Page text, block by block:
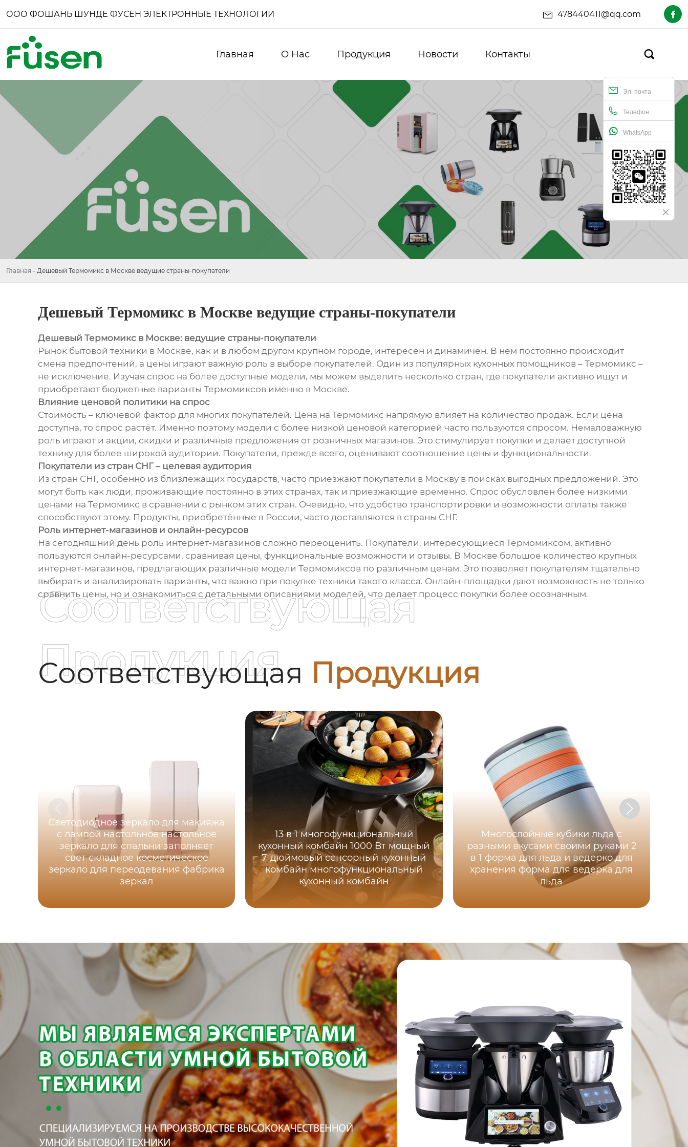
ООО ФОШАНЬ ШУНДЕ ФУСЕН ЭЛЕКТРОННЫЕ ТЕХНОЛОГИИ 478440411@qq.com 
Главная О Нас Продукция Новости Контакты 
Эл. почта
Телефон
WhatsApp
Главная - Дешевый Термомикс в Москве ведущие страны-покупатели
Дешевый Термомикс в Москве ведущие страны-покупатели
Дешевый Термомикс в Москве: ведущие страны-покупатели
Рынок бытовой техники в Москве, как и в любом другом крупном городе, интересен и динамичен. В нём постоянно происходит
смена предпочтений, а цены играют важную роль в выборе покупателей. Один из популярных кухонных помощников – Термомикс –
не исключение. Изучая спрос на более доступные модели, мы можем выделить несколько стран, где покупатели активно ищут и
приобретают бюджетные варианты Термомиксов именно в Москве.
Влияние ценовой политики на спрос
Стоимость – ключевой фактор для многих покупателей. Цена на Термомикс напрямую влияет на количество продаж. Если цена
доступна, то спрос растёт. Именно поэтому модели с более низкой ценовой категорией часто пользуются спросом. Немаловажную
роль играют и акции, скидки и различные предложения от розничных магазинов. Это стимулирует покупки и делает доступной
технику для более широкой аудитории. Покупатели, прежде всего, оценивают соотношение цены и функциональности.
Покупатели из стран СНГ – целевая аудитория
Из стран СНГ, особенно из близлежащих государств, часто приезжают покупатели в Москву в поисках выгодных предложений. Это
могут быть как люди, проживающие постоянно в этих странах, так и приезжающие временно. Спрос обусловлен более низкими
ценами на Термомикс в сравнении с рынком этих стран. Очевидно, что удобство транспортировки и возможности оплаты также
способствуют этому. Продукты, приобретённые в России, часто доставляются в страны СНГ.
Роль интернет-магазинов и онлайн-ресурсов
На сегодняшний день роль интернет-магазинов сложно переоценить. Покупатели, интересующиеся Термомиксом, активно
пользуются онлайн-ресурсами, сравнивая цены, функциональные возможности и отзывы. В Москве большое количество крупных
интернет-магазинов, предлагающих различные модели Термомиксов по различным ценам. Это позволяет покупателям тщательно
выбирать и анализировать варианты, что важно при покупке техники такого класса. Онлайн-площадки дают возможность не только
сравнить цены, но и ознакомиться с детальными описаниями моделей, что делает процесс покупки более осознанным.
Соответствующая Продукция
Соответствующая
Продукция
Светодиодное зеркало для макияжа
с лампой настольное настольное
зеркало для спальни заполняет
свет складное косметическое
зеркало для переодевания фабрика
зеркал
13 в 1 многофункциональный
кухонный комбайн 1000 Вт мощный
7-дюймовый сенсорный кухонный
комбайн многофункциональный
кухонный комбайн
Многослойные кубики льда с
разными вкусами своими руками 2
в 1 форма для льда и ведерко для
хранения форма для ведерка для
льда